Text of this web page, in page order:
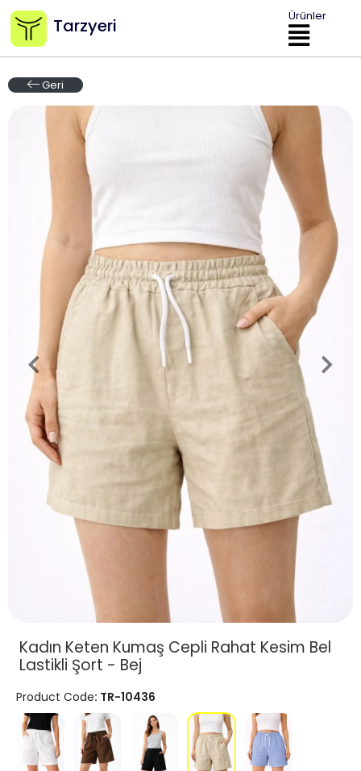
Tarzyeri Ürünler
Geri
Kadın Keten Kumaş Cepli Rahat Kesim Bel
Lastikli Şort - Bej
Product Code: TR-10436